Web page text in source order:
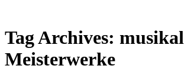
Tag Archives:
Meisterwerke